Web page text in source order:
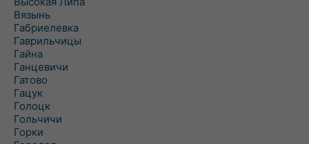
Вязынь
Габриелевка
Гаврильчицы
Гайна
Ганцевичи
Гатово
Гацук
Голоцк
Гольчичи
Горки